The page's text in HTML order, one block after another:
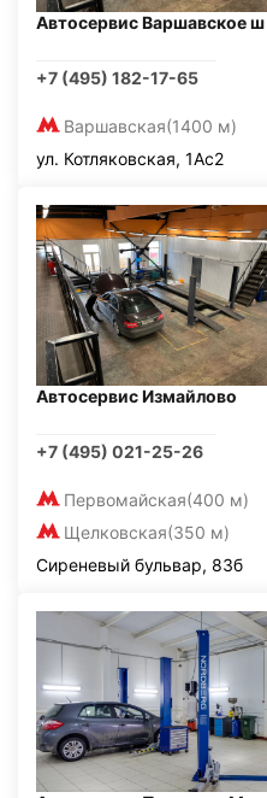
Автосервис Варшавское ш
+7 (495) 182-17-65
Варшавская(1400 м)
ул. Котляковская, 1Ас2
Автосервис Измайлово
+7 (495) 021-25-26
Первомайская(400 м)
Щелковская(350 м)
Сиреневый бульвар, 83б